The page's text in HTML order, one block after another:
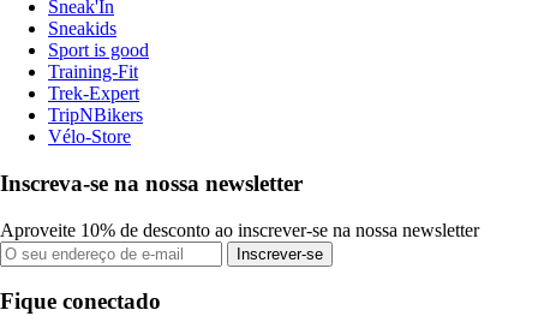
Sneak'In
Sneakids
Sport is good
Training-Fit
Trek-Expert
TripNBikers
Vélo-Store
Inscreva-se na nossa newsletter
Aproveite 10% de desconto ao inscrever-se na nossa newsletter
Inscrever-se
Fique conectado